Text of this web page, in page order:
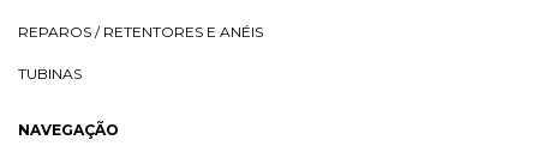
REPAROS / RETENTORES E ANÉIS
TUBINAS
NAVEGAÇÃO